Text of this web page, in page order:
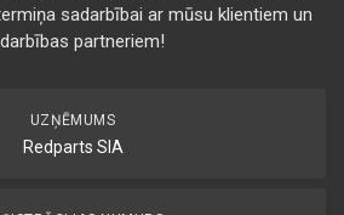
sadarbībai ar mūsu klientiem un
partneriem!
UZŅĒMUMS
Redparts SIA